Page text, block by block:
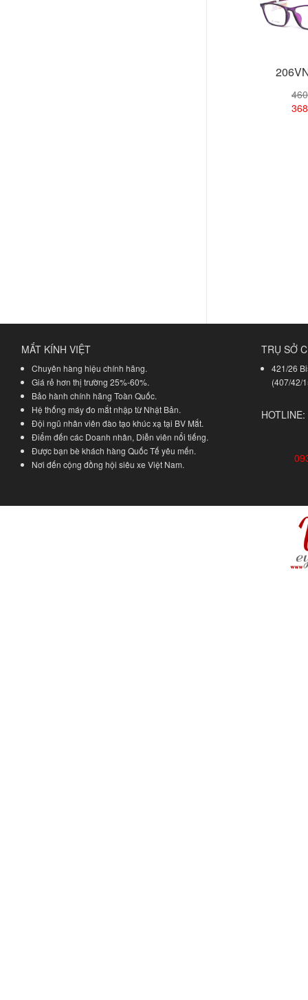
MẮT KÍNH VIỆT
Chuyên hàng hiệu chính hãng.
Giá rẻ hơn thị trường 25%-60%.
Bảo hành chính hãng Toàn Quốc.
Hệ thống máy đo mắt nhập từ Nhật Bản.
Đội ngũ nhân viên đào tạo khúc xạ tại BV Mắt.
Điểm đến các Doanh nhân, Diễn viên nổi tiếng.
Được bạn bè khách hàng Quốc Tế yêu mến.
Nơi đến cộng đồng hội siêu xe Việt Nam.
TRỤ SỞ
421/26
(407/42/
HOTLINE: